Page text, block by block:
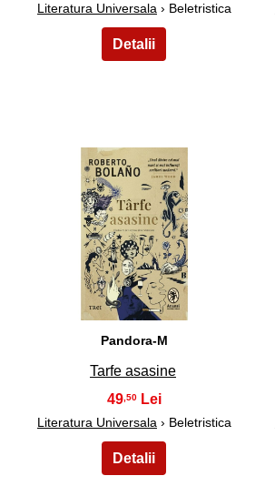
Literatura Universala › Beletristica
36
Pandora-M
Tarfe asasine
49,50
Literatura Universala › Beletristica